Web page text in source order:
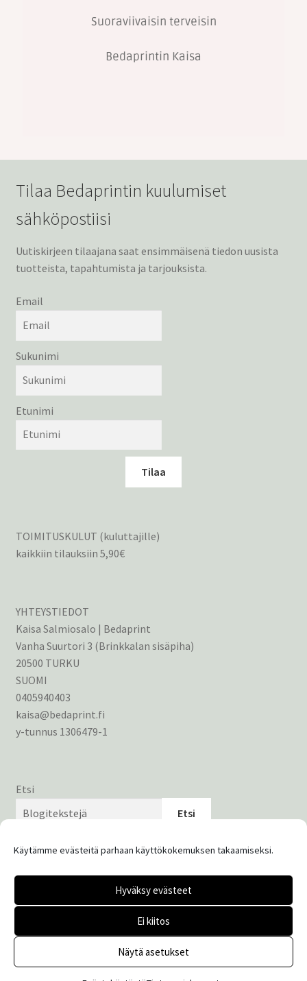
Käytämme evästeitä parhaan käyttökokemuksen takaamiseksi.
Hyväksy evästeet
Ei kiitos
Näytä asetukset
Suoraviivaisin terveisin
Bedaprintin Kaisa
Tilaa Bedaprintin kuulumiset
sähköpostiisi
Uutiskirjeen tilaajana saat ensimmäisenä tiedon uusista
tuotteista, tapahtumista ja tarjouksista.
Email
Sukunimi
Etunimi
Tilaa
TOIMITUSKULUT (kuluttajille)
kaikkiin tilauksiin 5,90€
YHTEYSTIEDOT
Kaisa Salmiosalo | Bedaprint
Vanha Suurtori 3 (Brinkkalan sisäpiha)
20500 TURKU
SUOMI
0405940403
kaisa@bedaprint.fi
y-tunnus 1306479-1
Etsi
Etsi
© Bedaprint 2026
Built with WooCommerce
0